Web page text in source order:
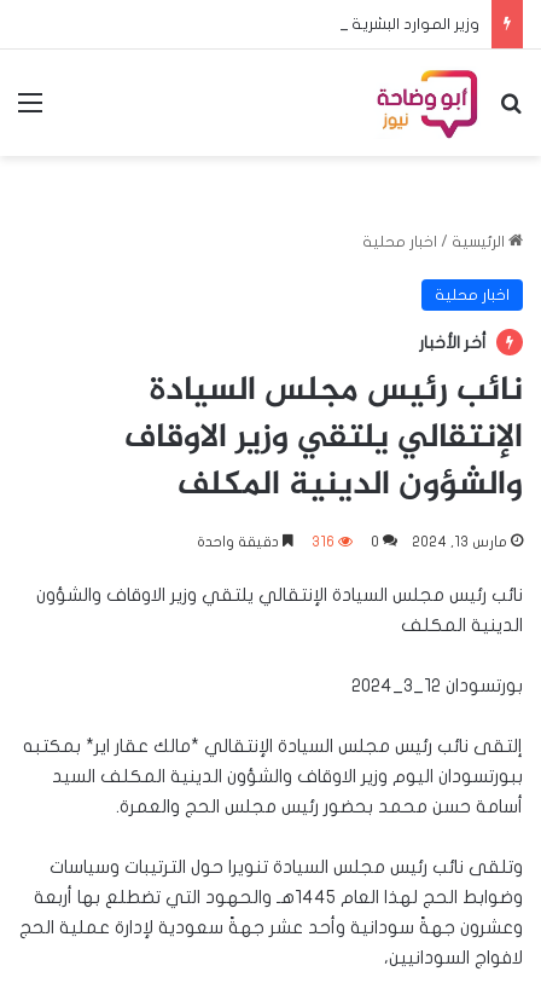
بحث عن
الرئيسية / اخبار محلية
اخبار محلية
أخر الأخبار
نائب رئيس مجلس السيادة
الإنتقالي يلتقي وزير الاوقاف
والشؤون الدينية المكلف
مارس 13, 2024 0
316 دقيقة واحدة
نائب رئيس مجلس السيادة الإنتقالي يلتقي وزير الاوقاف والشؤون
الدينية المكلف
بورتسودان ١٢_٣_٢٠٢٤
إلتقى نائب رئيس مجلس السيادة الإنتقالي *مالك عقار اير* بمكتبه
ببورتسودان اليوم وزير الاوقاف والشؤون الدينية المكلف السيد
أسامة حسن محمد بحضور رئيس مجلس الحج والعمرة.
وتلقى نائب رئيس مجلس السيادة تنويرا حول الترتيبات وسياسات
وضوابط الحج لهذا العام ١٤٤٥هـ والحهود التي تضطلع بها أربعة
وعشرون جهةً سودانية وأحد عشر جهةً سعودية لإدارة عملية الحج
لافواج السودانيين،